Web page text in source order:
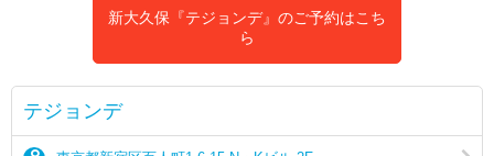
新大久保『テジョンデ』のご予約はこち
ら
テジョンデ